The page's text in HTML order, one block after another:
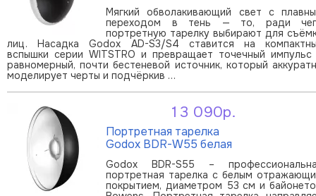
Мягкий обволакивающий свет с
переходом в тень — то, ради
портретную тарелку выбирают для
лиц. Насадка Godox AD-S3/S4 ставится на
вспышки серии WITSTRO и превращает точечный импульс
равномерный, почти бестеневой источник, который
моделирует черты и подчёркив …
13 090р.
Портретная тарелка
Godox BDR-W55 белая
Godox BDR-S55 –
портретная тарелка с белым
покрытием, диаметром 53 см и